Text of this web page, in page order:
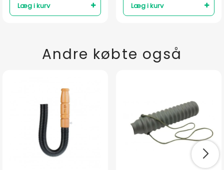
Læg i kurv Læg i kurv
Andre købte også